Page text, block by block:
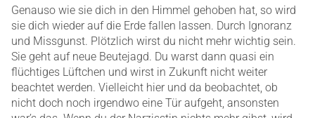
Genauso wie sie dich in den Himmel gehoben hat, so wird
sie dich wieder auf die Erde fallen lassen. Durch Ignoranz
und Missgunst. Plötzlich wirst du nicht mehr wichtig sein.
Sie geht auf neue Beutejagd. Du warst dann quasi ein
flüchtiges Lüftchen und wirst in Zukunft nicht weiter
beachtet werden. Vielleicht hier und da beobachtet, ob
nicht doch noch irgendwo eine Tür aufgeht, ansonsten